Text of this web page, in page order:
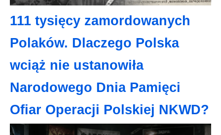
111 tysięcy zamordowanych
Polaków. Dlaczego Polska
wciąż nie ustanowiła
Narodowego Dnia Pamięci
Ofiar Operacji Polskiej NKWD?